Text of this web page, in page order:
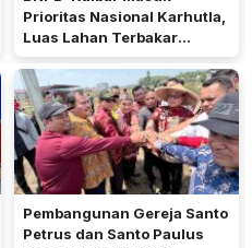
Prioritas Nasional Karhutla,
Luas Lahan Terbakar
Peringkat Keempat
Pembangunan Gereja Santo
Petrus dan Santo Paulus